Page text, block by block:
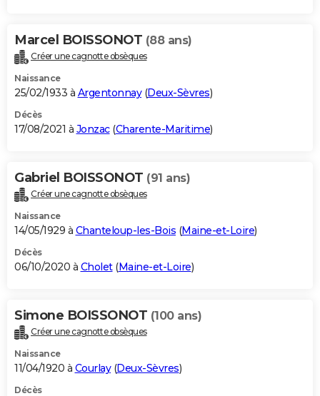
Marcel BOISSONOT (88 ans)
Créer une cagnotte obsèques
Naissance
25/02/1933 à Argentonnay(Deux-Sèvres)
Décès
17/08/2021 à Jonzac(Charente-Maritime)
Gabriel BOISSONOT (91 ans)
Créer une cagnotte obsèques
Naissance
14/05/1929 à Chanteloup-les-Bois (Maine-et-Loire)
Décès
06/10/2020 à Cholet(Maine-et-Loire)
Simone BOISSONOT (100 ans)
Créer une cagnotte obsèques
Naissance
11/04/1920 à Courlay(Deux-Sèvres)
Décès